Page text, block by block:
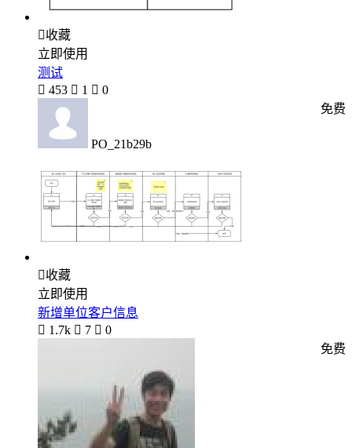
收藏
立即使用
测试
 453  1  0
PO_21b29b
免费
收藏
立即使用
新增单位客户信息
 1.7k  7  0
免费